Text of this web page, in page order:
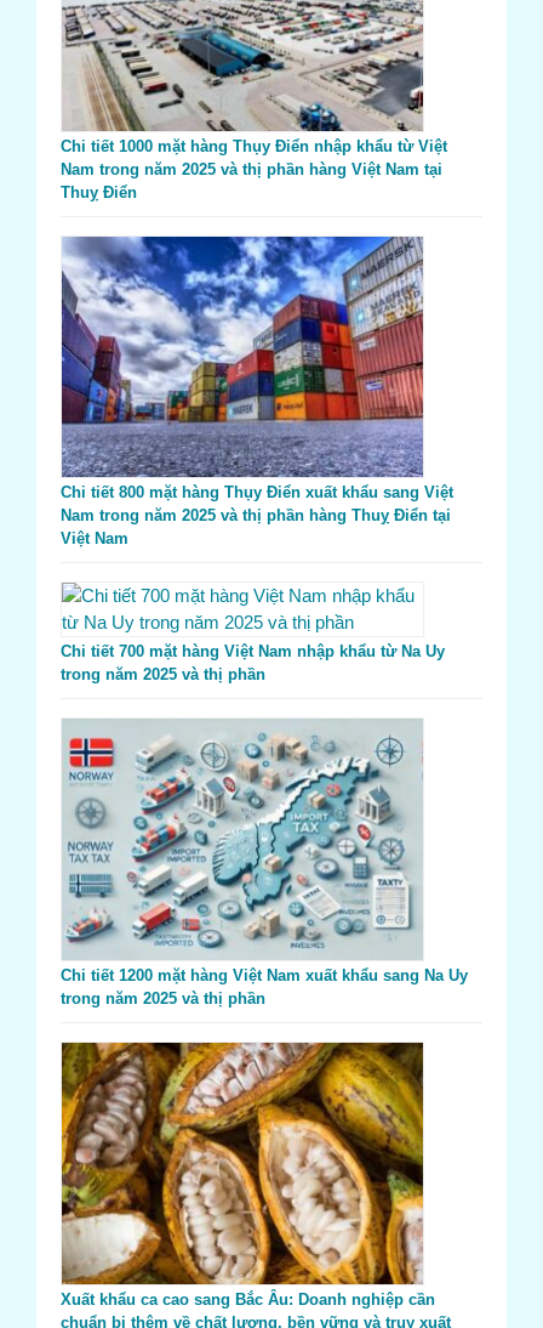
Chi tiết 1000 mặt hàng Thụy Điển nhập khẩu từ Việt
Nam trong năm 2025 và thị phần hàng Việt Nam tại
Thuỵ Điển
Chi tiết 800 mặt hàng Thụy Điển xuất khẩu sang Việt
Nam trong năm 2025 và thị phần hàng Thuỵ Điển tại
Việt Nam
Chi tiết 700 mặt hàng Việt Nam nhập khẩu từ Na Uy
trong năm 2025 và thị phần
Chi tiết 1200 mặt hàng Việt Nam xuất khẩu sang Na Uy
trong năm 2025 và thị phần
Xuất khẩu ca cao sang Bắc Âu: Doanh nghiệp cần
chuẩn bị thêm về chất lượng, bền vững và truy xuất